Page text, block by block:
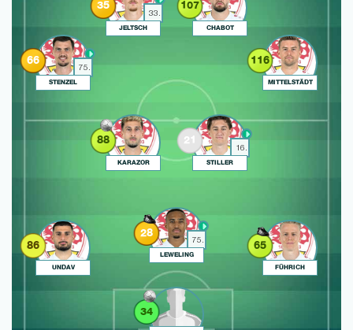
33.
35
JELTSCH
107
CHABOT
75.
66
STENZEL
116
MITTELSTÄDT
88
KARAZOR
16.
21
STILLER
86
UNDAV
75.
28
LEWELING
65
FÜHRICH
34